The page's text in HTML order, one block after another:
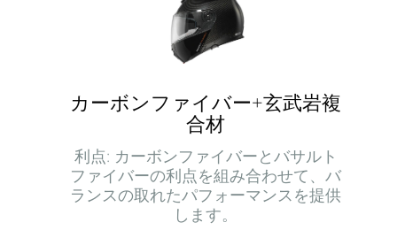
カーボンファイバー+玄武岩複
合材
利点: カーボンファイバーとバサルト
ファイバーの利点を組み合わせて、バ
ランスの取れたパフォーマンスを提供
します。